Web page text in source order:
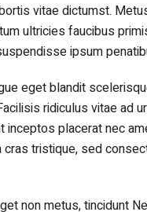
vitae dictumst.
ultricies faucibus
ipsum
eget blandit
ridiculus vitae ad
placerat nec
tristique, sed
non metus, tincidunt